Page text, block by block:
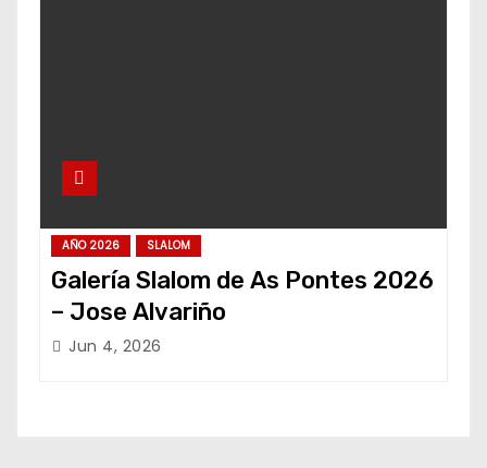
AÑO 2026 SLALOM
Galería Slalom de As Pontes 2026
– Jose Alvariño
Jun 4, 2026